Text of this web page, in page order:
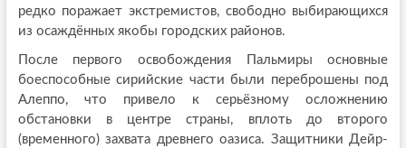
редко поражает экстремистов, свободно выбирающихся
из осаждённых якобы городских районов.
После первого освобождения Пальмиры основные
боеспособные сирийские части были переброшены под
Алеппо, что привело к серьёзному осложнению
обстановки в центре страны, вплоть до второго
(временного) захвата древнего оазиса. Защитники Дейр-